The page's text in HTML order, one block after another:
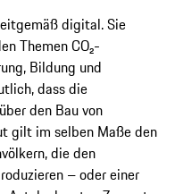
digital. Sie
Themen CO₂-
Bildung und
dass die
den Bau von
gilt im selben Maße den
die den
– oder einer